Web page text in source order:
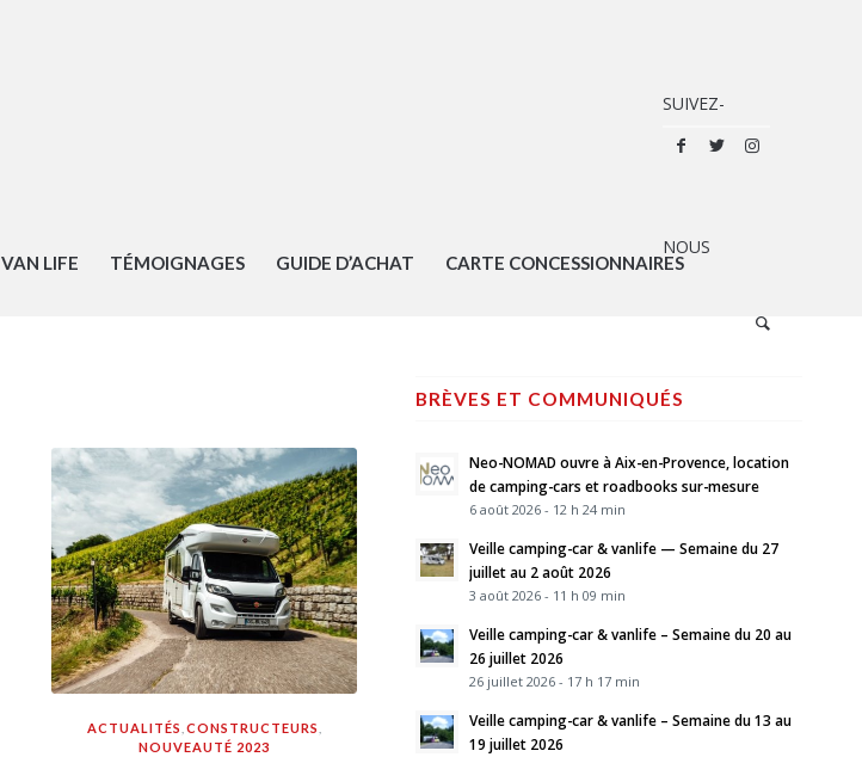
VAN LIFE TÉMOIGNAGES GUIDE D’ACHAT CARTE CONCESSIONNAIRES
ACTUALITÉS ,CONSTRUCTEURS
NOUVEAUTÉ 2023
BRÈVES ET COMMUNIQUÉS
Neo-NOMAD ouvre à Aix-en-Provence, location
de camping-cars et roadbooks sur-mesure
6 août 2026 - 12 h 24 min
Veille camping-car & vanlife — Semaine du 27
juillet au 2 août 2026
3 août 2026 - 11 h 09 min
Veille camping-car & vanlife – Semaine du 20 au
26 juillet 2026
26 juillet 2026 - 17 h 17 min
Veille camping-car & vanlife – Semaine du 13 au
19 juillet 2026